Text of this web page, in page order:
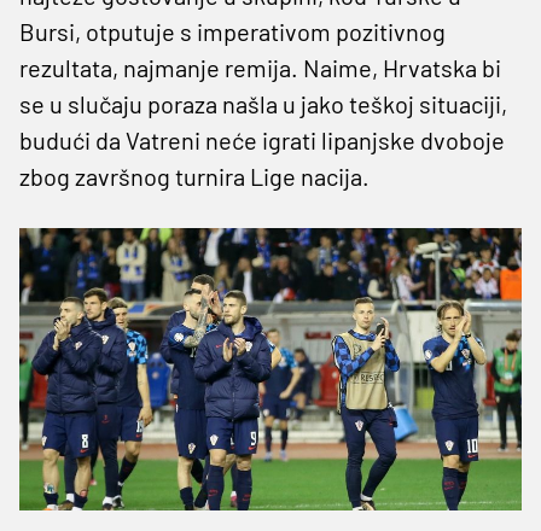
Bursi, otputuje s imperativom pozitivnog
rezultata, najmanje remija. Naime, Hrvatska bi
se u slučaju poraza našla u jako teškoj situaciji,
budući da Vatreni neće igrati lipanjske dvoboje
zbog završnog turnira Lige nacija.